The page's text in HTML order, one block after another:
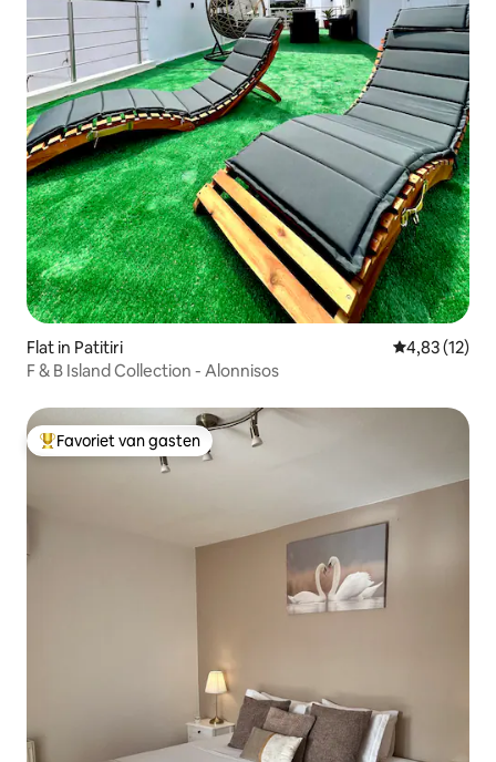
Flat in Patitiri Gemiddelde
4,83 (12)
F & B Island Collection - Alonnisos
Topfavoriet van gasten
Favoriet van gasten